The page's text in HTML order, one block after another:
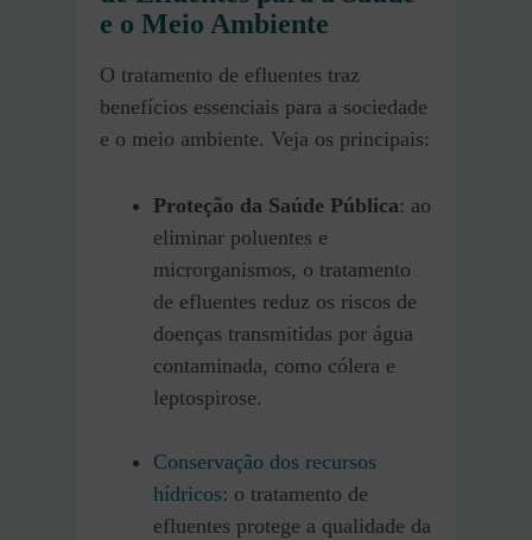
e o Meio Ambiente
O tratamento de efluentes traz
benefícios essenciais para a sociedade
e o meio ambiente. Veja os principais:
Proteção da Saúde Pública: ao
eliminar poluentes e
microrganismos, o tratamento
de efluentes reduz os riscos de
doenças transmitidas por água
contaminada, como cólera e
leptospirose.
Conservação dos recursos
hídricos: o tratamento de
efluentes protege a qualidade da